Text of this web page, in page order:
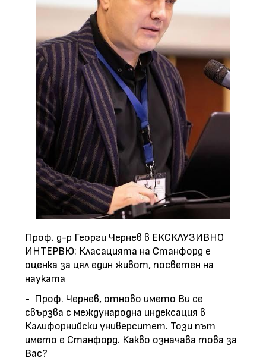
Проф. д-р Георги Чернев в ЕКСКЛУЗИВНО
ИНТЕРВЮ: Класацията на Станфорд е
оценка за цял един живот, посветен на
науката
- Проф. Чернев, отново името Ви се
свързва с международна индексация в
Калифорнийски университет. Този път
името е Станфорд. Какво означава това за
Вас?